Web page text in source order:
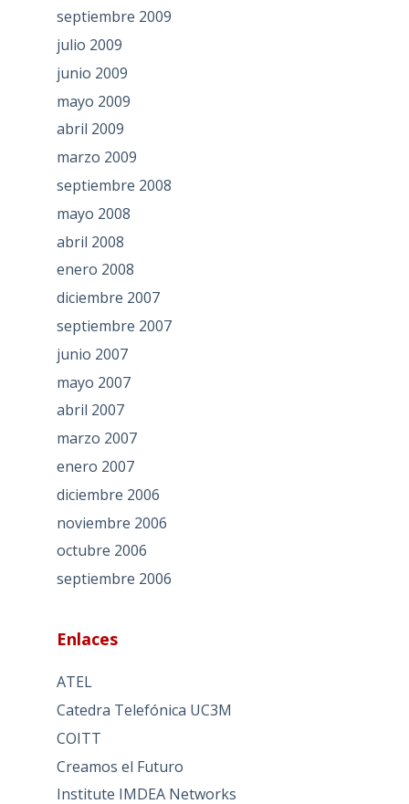
septiembre 2009
julio 2009
junio 2009
mayo 2009
abril 2009
marzo 2009
septiembre 2008
mayo 2008
abril 2008
enero 2008
diciembre 2007
septiembre 2007
junio 2007
mayo 2007
abril 2007
marzo 2007
enero 2007
diciembre 2006
noviembre 2006
octubre 2006
septiembre 2006
Enlaces
ATEL
Catedra Telefónica UC3M
COITT
Creamos el Futuro
Institute IMDEA Networks